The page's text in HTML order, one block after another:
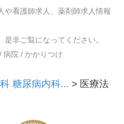
や看護師求人、薬剤師求人情報
非ご覧になってください。
病院 / かかりつけ
糖尿病内科... > 医療法